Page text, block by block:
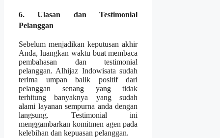
6. Ulasan dan Testimonial
Pelanggan
Sebelum menjadikan keputusan akhir
Anda, luangkan waktu buat membaca
pembahasan dan testimonial
pelanggan. Alhijaz Indowisata sudah
terima umpan balik positif dari
pelanggan senang yang tidak
terhitung banyaknya yang sudah
alami layanan sempurna anda dengan
langsung. Testimonial ini
menggambarkan komitmen agen pada
kelebihan dan kepuasan pelanggan.